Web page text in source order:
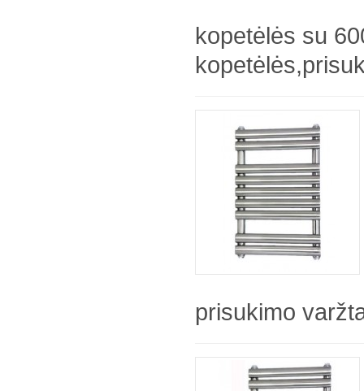
kopetėlės su
prisukimo